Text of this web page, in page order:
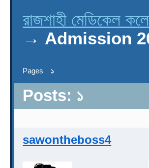
রাজশাহী মেডিকেল
→ Admission
Pages ১
Posts: ১
sawontheboss4